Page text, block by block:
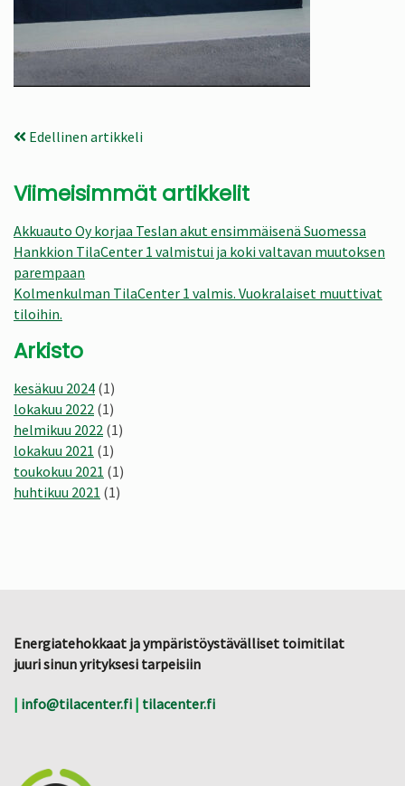
Edellinen artikkeli
Viimeisimmät artikkelit
Akkuauto Oy korjaa Teslan akut ensimmäisenä Suomessa
Hankkion TilaCenter 1 valmistui ja koki valtavan muutoksen
parempaan
Kolmenkulman TilaCenter 1 valmis. Vuokralaiset muuttivat
tiloihin.
Arkisto
kesäkuu 2024 (1)
lokakuu 2022 (1)
helmikuu 2022 (1)
lokakuu 2021 (1)
toukokuu 2021 (1)
huhtikuu 2021 (1)
Energiatehokkaat ja ympäristöystävälliset toimitilat
juuri sinun yrityksesi tarpeisiin
| info@tilacenter.fi | tilacenter.fi